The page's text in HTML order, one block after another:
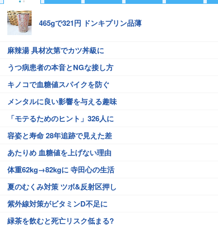
465gで321円 ドンキプリン品薄
麻辣湯 具材次第でカツ丼級に
うつ病患者の本音とNGな接し方
キノコで血糖値スパイクを防ぐ
メンタルに良い影響を与える趣味
「モテるためのヒント」326人に
容姿と寿命 28年追跡で見えた差
あたりめ 血糖値を上げない理由
体重62kg→82kgに 寺田心の生活
夏のむくみ対策 ツボ&反射区押し
紫外線対策がビタミンD不足に
緑茶を飲むと死亡リスク低まる?